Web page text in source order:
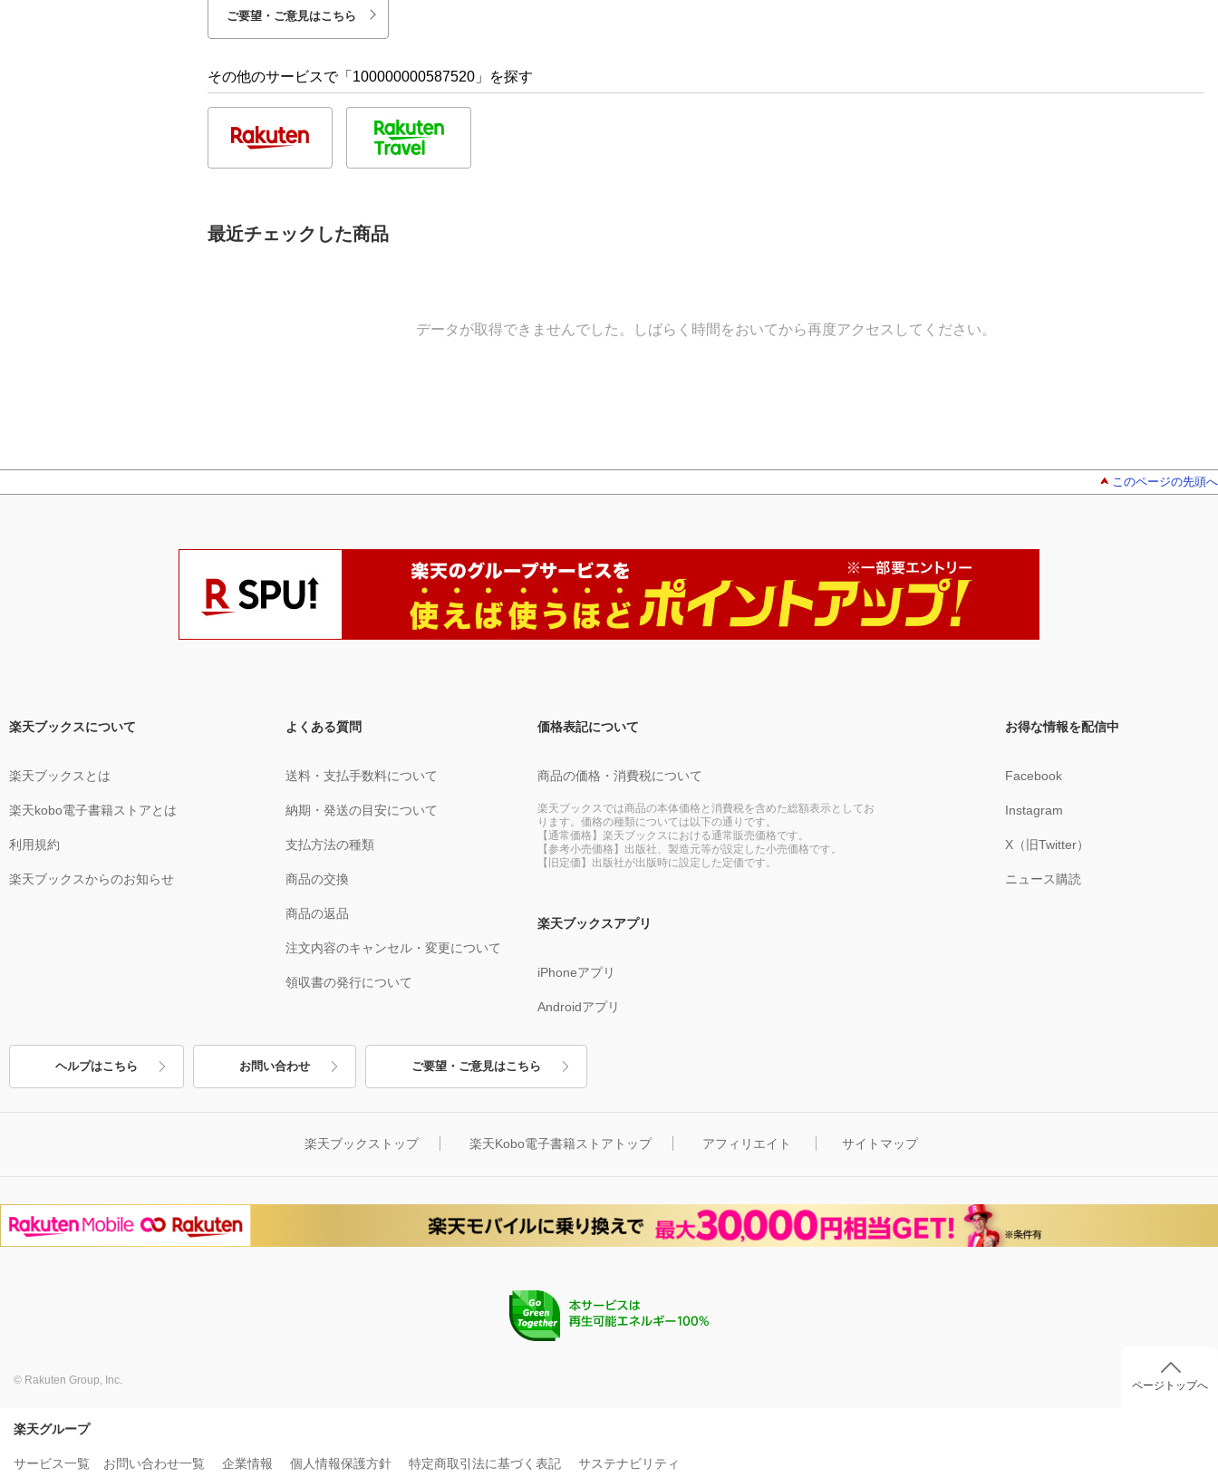
ご要望・ご意見はこちら
その他のサービスで「100000000587520」を探す
最近チェックした商品
データが取得できませんでした。しばらく時間をおいてから再度アクセスしてください。
このページの先頭へ
楽天ブックスについて
楽天ブックスとは
楽天kobo電子書籍ストアとは
利用規約
楽天ブックスからのお知らせ
よくある質問
送料・支払手数料について
納期・発送の目安について
支払方法の種類
商品の交換
商品の返品
注文内容のキャンセル・変更について
領収書の発行について
価格表記について
商品の価格・消費税について
楽天ブックスでは商品の本体価格と消費税を含めた総額表示としてお
ります。価格の種類については以下の通りです。
【通常価格】楽天ブックスにおける通常販売価格です。
【参考小売価格】出版社、製造元等が設定した小売価格です。
【旧定価】出版社が出版時に設定した定価です。
楽天ブックスアプリ
iPhoneアプリ
Androidアプリ
お得な情報を配信中
Facebook
Instagram
X（旧Twitter）
ニュース購読
ヘルプはこちら お問い合わせ ご要望・ご意見はこちら
楽天ブックストップ 楽天Kobo電子書籍ストアトップ アフィリエイト サイトマップ
© Rakuten Group, Inc. ページトップへ
楽天グループ
サービス一覧 お問い合わせ一覧 企業情報 個人情報保護方針 特定商取引法に基づく表記 サステナビリティ